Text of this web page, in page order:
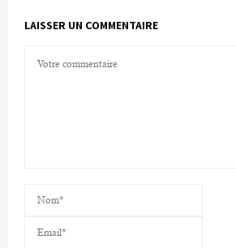
LAISSER UN COMMENTAIRE